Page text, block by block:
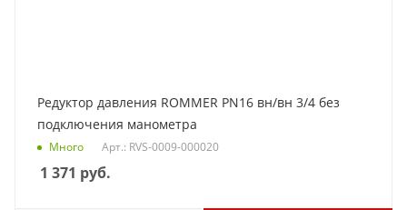
Редуктор давления ROMMER PN16 вн/вн 3/4 без
подключения манометра
Много Арт.: RVS-0009-000020
1 371 руб.